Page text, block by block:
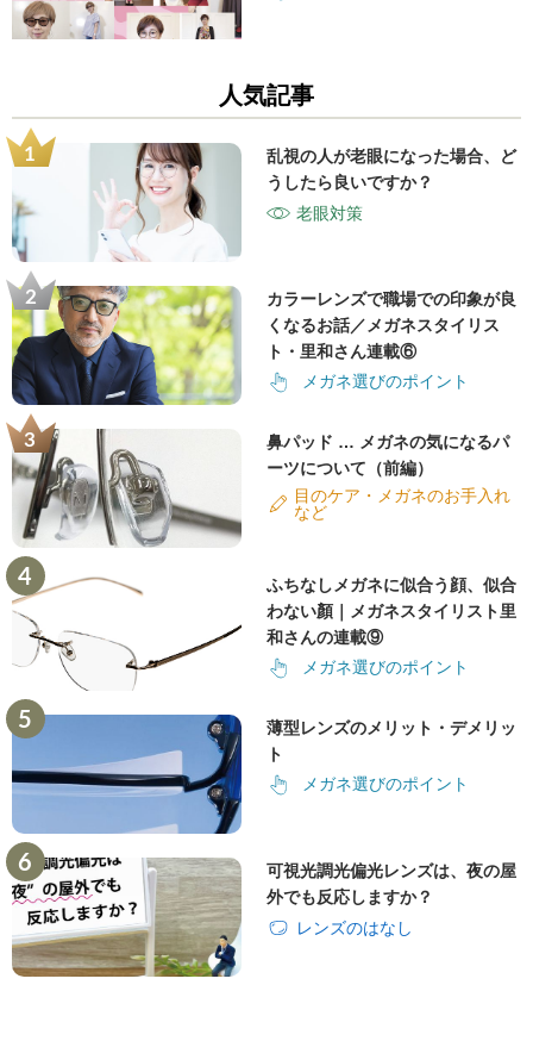
人気記事
乱視の人が老眼になった場合、ど
うしたら良いですか？
老眼対策
カラーレンズで職場での印象が良
くなるお話／メガネスタイリス
ト・里和さん連載⑥
メガネ選びのポイント
鼻パッド … メガネの気になるパ
ーツについて（前編）
目のケア・メガネのお手入れ
など
ふちなしメガネに似合う顔、似合
わない顏｜メガネスタイリスト里
和さんの連載⑨
メガネ選びのポイント
薄型レンズのメリット・デメリッ
ト
メガネ選びのポイント
可視光調光偏光レンズは、夜の屋
外でも反応しますか？
レンズのはなし